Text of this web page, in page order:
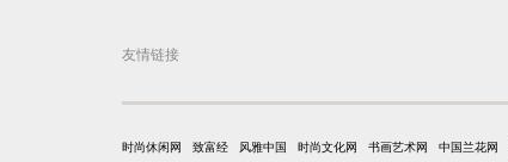
友情链接
时尚休闲网 致富经 风雅中国 时尚文化网 书画艺术网 中国兰花网